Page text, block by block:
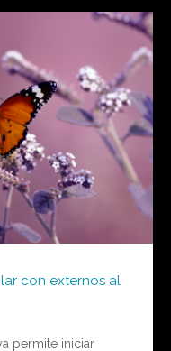
con externos al
permite iniciar